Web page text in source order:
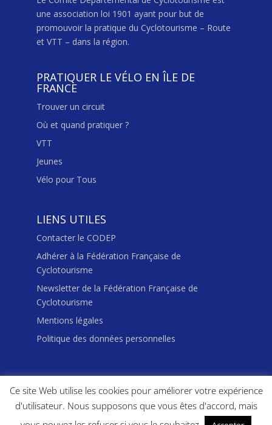
une association loi 1901 ayant pour but de
promouvoir la pratique du Cyclotourisme – Route
et VTT – dans la région.
PRATIQUER LE VÉLO EN ÎLE DE
FRANCE
Trouver un circuit
Où et quand pratiquer ?
VTT
Jeunes
Vélo pour Tous
LIENS UTILES
Contacter le CODEP
Adhérer à la Fédération Française de
Cyclotourisme
Newsletter de la Fédération Française de
Cyclotourisme
Mentions légales
Politique des données personnelles
© 2020 |
Ce site Web utilise les cookies pour améliorer votre expérience
d'utilisateur. Nous supposons que vous êtes d'accord, mais